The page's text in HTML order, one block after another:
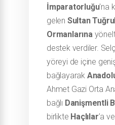
İmparatorluğu'na
gelen Sultan
Ormanlarına
destek verdiler.
yöreyi de içine
bağlayarak
Ahmet Gazi Orta
bağlı Danişmentli
birlikte Haçlılar’a